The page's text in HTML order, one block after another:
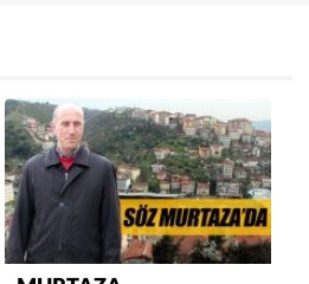
Semih ÇOLAK
SEÇMEN NE DEDİ?
Op. Dr. Erol GÜNEN
Kemiklerinizi Sessizce Çürüten 6
Alışkanlık
Şenol AZMAN